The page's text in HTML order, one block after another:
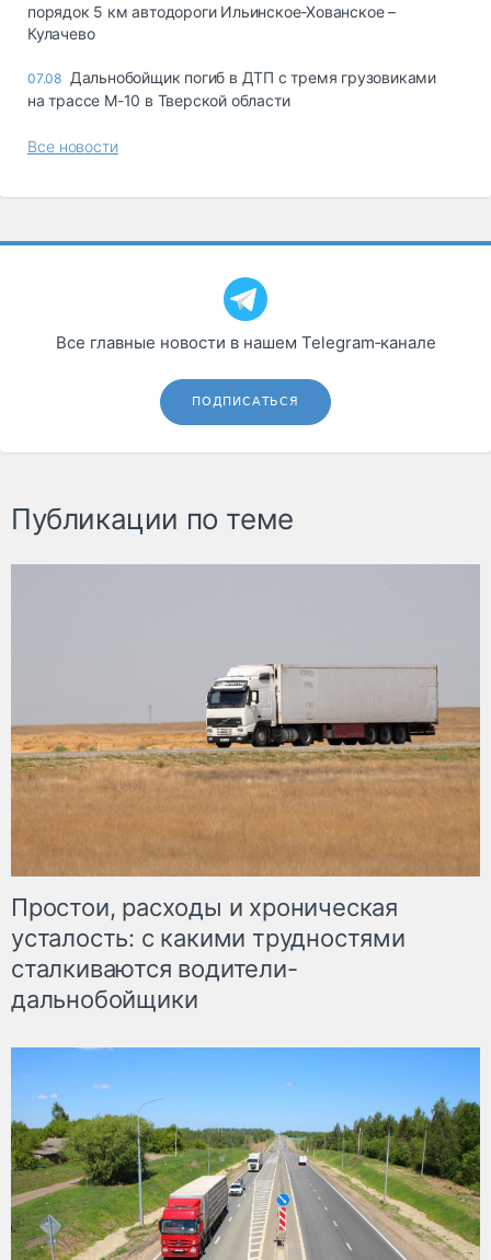
порядок 5 км автодороги Ильинское-Хованское –
Кулачево
07.08 Дальнобойщик погиб в ДТП с тремя грузовиками
на трассе М-10 в Тверской области
Все новости
Все главные новости в нашем Telegram‑канале
ПОДПИСАТЬСЯ
Публикации по теме
Простои, расходы и хроническая
усталость: с какими трудностями
сталкиваются водители-
дальнобойщики